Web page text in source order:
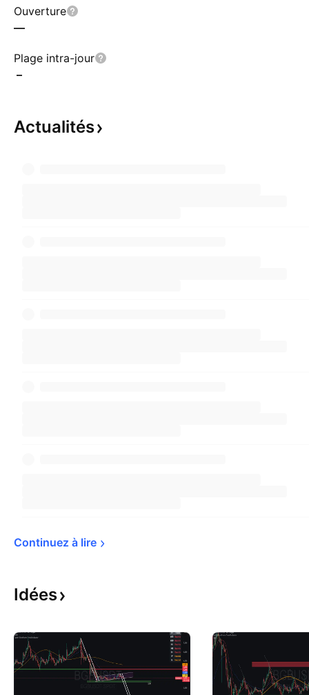
Ouverture
—
Plage intra-jour
–
Actualités
Continuez à lire
Idées